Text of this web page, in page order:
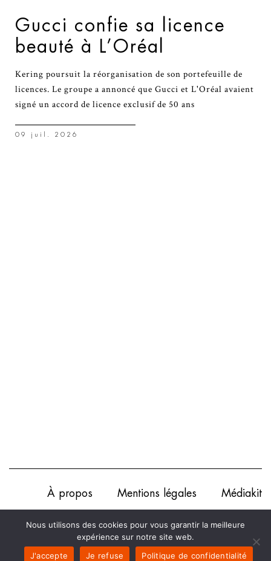
Gucci confie sa licence
beauté à L’Oréal
Kering poursuit la réorganisation de son portefeuille de
licences. Le groupe a annoncé que Gucci et L'Oréal avaient
signé un accord de licence exclusif de 50 ans
09 juil. 2026
À propos Mentions légales Médiakit
Contact Politique de confidentialité
Nous utilisons des cookies pour vous garantir la meilleure
expérience sur notre site web.
J'accepte
Je refuse Politique de confidentialité